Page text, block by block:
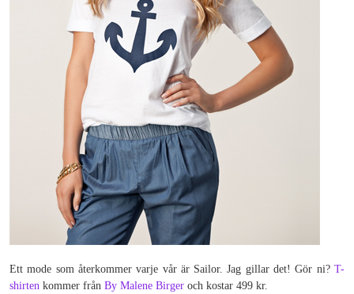
Ett mode som återkommer varje vår är Sailor. Jag gillar det! Gör ni? T-
shirten kommer från By Malene Birger och kostar 499 kr.